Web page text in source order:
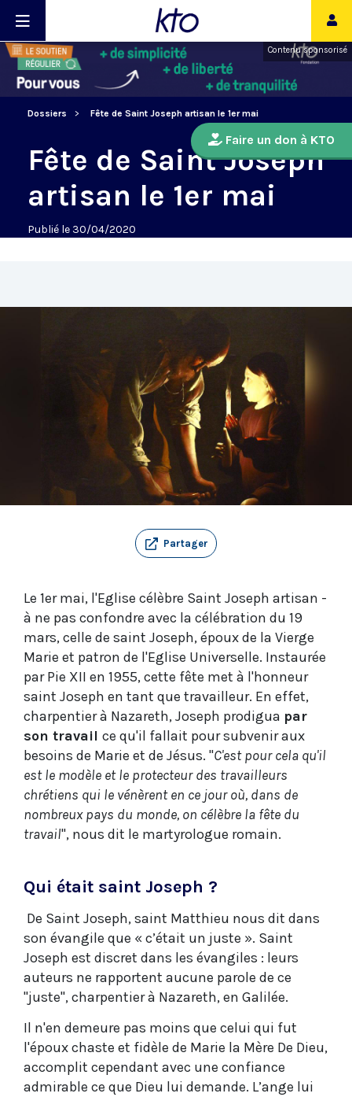
Contenu sponsorisé
Dossiers Fête de Saint Joseph artisan le 1er mai
Faire un don à KTO
Fête de Saint Joseph
artisan le 1er mai
Publié le 30/04/2020
Partager
Le 1er mai, l'Eglise célèbre Saint Joseph artisan -
à ne pas confondre avec la célébration du 19
mars, celle de saint Joseph, époux de la Vierge
Marie et patron de l'Eglise Universelle. Instaurée
par Pie XII en 1955, cette fête met à l'honneur
saint Joseph en tant que travailleur. En effet,
charpentier à Nazareth, Joseph prodigua par
son travail ce qu'il fallait pour subvenir aux
besoins de Marie et de Jésus. "C'est pour cela qu'il
est le modèle et le protecteur des travailleurs
chrétiens qui le vénèrent en ce jour où, dans de
nombreux pays du monde, on célèbre la fête du
travail", nous dit le martyrologue romain.
Qui était saint Joseph ?
De Saint Joseph, saint Matthieu nous dit dans
son évangile que « c’était un juste ». Saint
Joseph est discret dans les évangiles : leurs
auteurs ne rapportent aucune parole de ce
"juste", charpentier à Nazareth, en Galilée.
Il n'en demeure pas moins que celui qui fut
l'époux chaste et fidèle de Marie la Mère De Dieu,
accomplit cependant avec une confiance
admirable ce que Dieu lui demande. L’ange lui